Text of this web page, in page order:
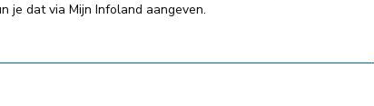
je dat via Mijn Infoland aangeven.